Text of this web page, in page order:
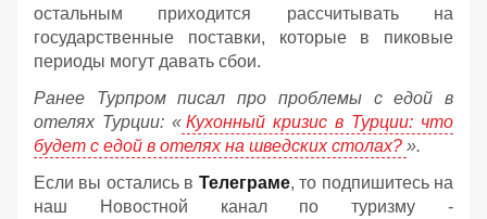
остальным приходится рассчитывать на
государственные поставки, которые в пиковые
периоды могут давать сбои.
Ранее Турпром писал про проблемы с едой в
отелях Турции: « Кухонный кризис в Турции: что
будет с едой в отелях на шведских столах? ».
Если вы остались в Телеграме, то подпишитесь на
наш Новостной канал по туризму -